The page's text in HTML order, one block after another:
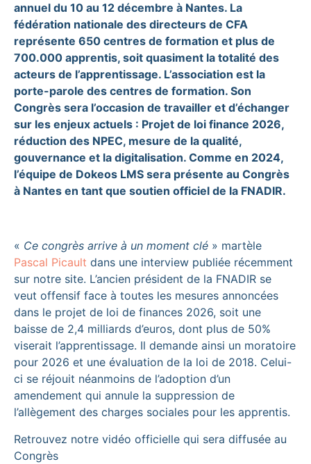
annuel du 10 au 12 décembre à Nantes. La
fédération nationale des directeurs de CFA
représente 650 centres de formation et plus de
700.000 apprentis, soit quasiment la totalité des
acteurs de l’apprentissage. L’association est la
porte-parole des centres de formation. Son
Congrès sera l’occasion de travailler et d’échanger
sur les enjeux actuels : Projet de loi finance 2026,
réduction des NPEC, mesure de la qualité,
gouvernance et la digitalisation. Comme en 2024,
l’équipe de Dokeos LMS sera présente au Congrès
à Nantes en tant que soutien officiel de la FNADIR.
« Ce congrès arrive à un moment clé » martèle
Pascal Picault dans une interview publiée récemment
sur notre site. L’ancien président de la FNADIR se
veut offensif face à toutes les mesures annoncées
dans le projet de loi de finances 2026, soit une
baisse de 2,4 milliards d’euros, dont plus de 50%
viserait l’apprentissage. Il demande ainsi un moratoire
pour 2026 et une évaluation de la loi de 2018. Celui-
ci se réjouit néanmoins de l’adoption d’un
amendement qui annule la suppression de
l’allègement des charges sociales pour les apprentis.
Retrouvez notre vidéo officielle qui sera diffusée au
Congrès